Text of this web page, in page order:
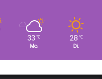
33 ℃
Mo.
28 ℃
Di.